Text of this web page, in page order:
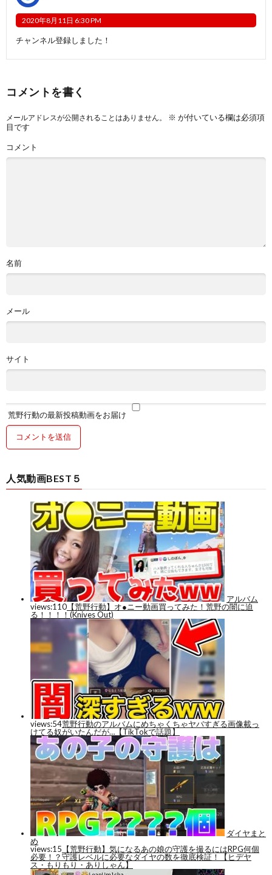
2020年8月11日 6:30 PM
チャンネル登録しました！
コメントを書く
メールアドレスが公開されることはありません。 ※ が付いている欄は必須項
目です
コメント
名前
メール
サイト
荒野行動の最新投稿動画をお届け
人気動画BEST５